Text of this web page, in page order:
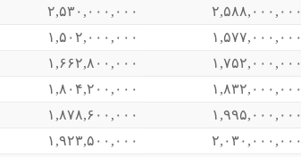
۲,۵۸۸,۰۰۰,۰۰۰
۲,۵۳۰,۰۰۰,۰۰۰
۱,۵۷۷,۰۰۰,۰۰۰
۱,۵۰۲,۰۰۰,۰۰۰
۱,۷۵۲,۰۰۰,۰۰۰
۱,۶۶۲,۸۰۰,۰۰۰
۱,۸۳۲,۰۰۰,۰۰۰
۱,۸۰۴,۲۰۰,۰۰۰
۱,۹۹۵,۰۰۰,۰۰۰
۱,۸۷۸,۶۰۰,۰۰۰
۲,۰۳۰,۰۰۰,۰۰۰
۱,۹۲۳,۵۰۰,۰۰۰